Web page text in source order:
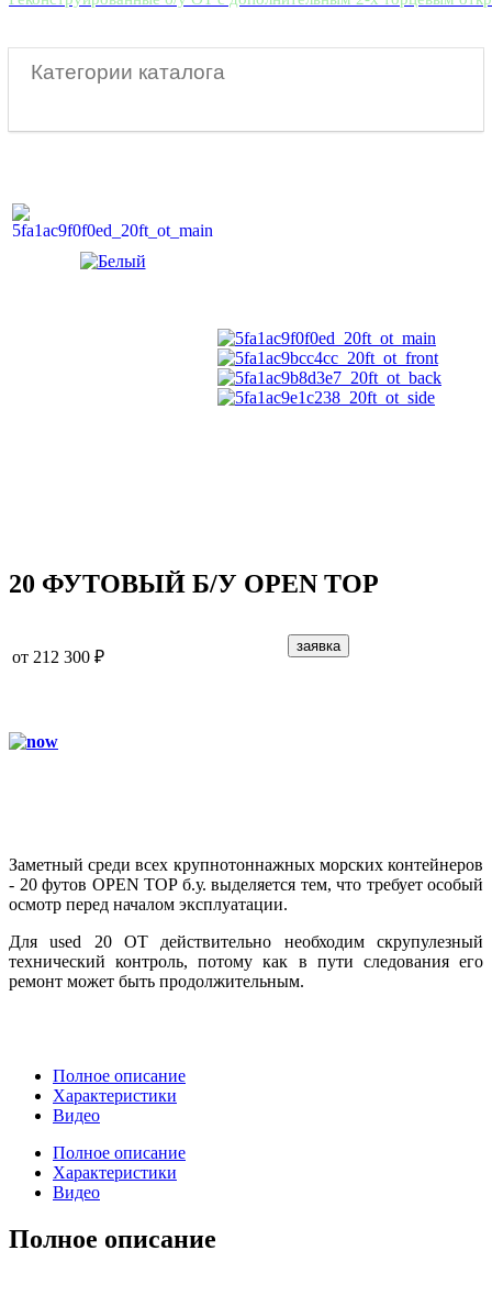
Категории каталога
Контейнеры 45 футов
Рефрижераторные контейнеры
Танк контейнеры
20 ФУТОВЫЙ Б/У OPEN TOP
от 212 300 ₽
заявка
Заметный среди всех крупнотоннажных морских контейнеров
- 20 футов OPEN TOP б.у. выделяется тем, что требует особый
осмотр перед началом эксплуатации.
Для used 20 OT действительно необходим скрупулезный
технический контроль, потому как в пути следования его
ремонт может быть продолжительным.
Полное описание
Характеристики
Видео
Полное описание
Характеристики
Видео
Полное описание